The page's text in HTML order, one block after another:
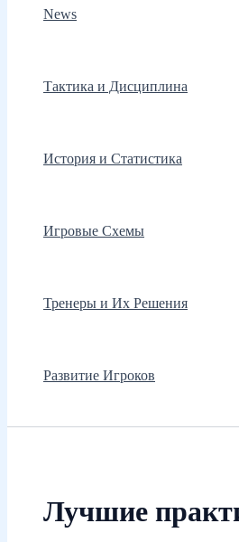
News
Тактика и Дисциплина
История и Статистика
Игровые Схемы
Тренеры и Их Решения
Развитие Игроков
Лучшие